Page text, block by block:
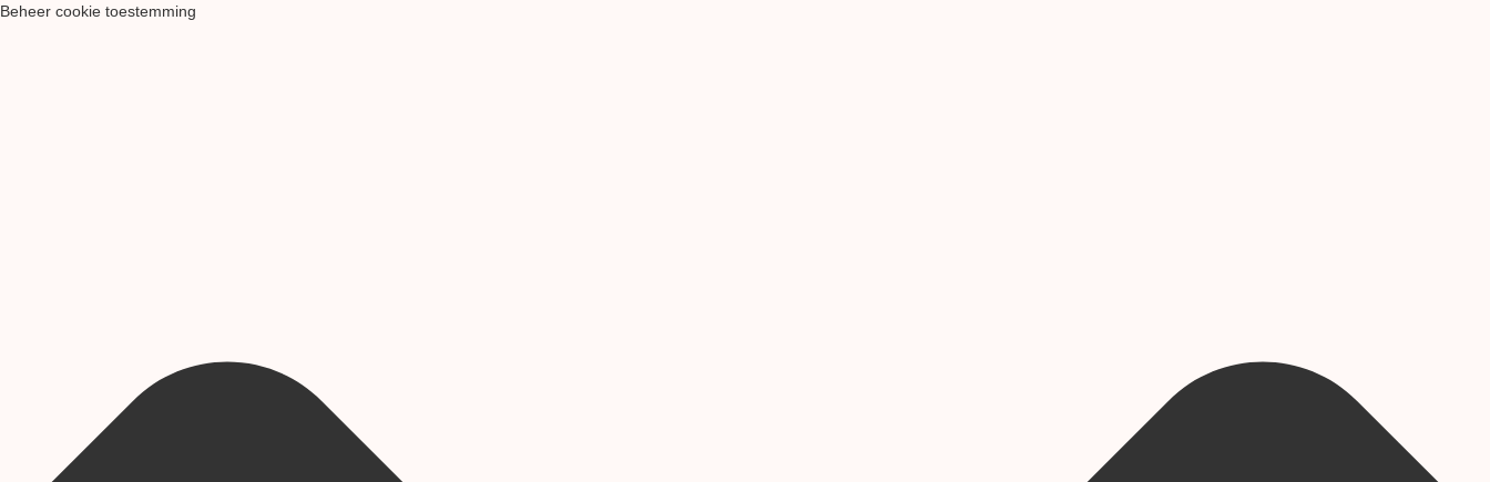
Beheer cookie toestemming